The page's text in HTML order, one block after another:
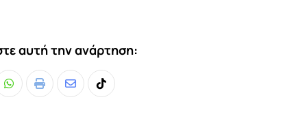
αυτή την ανάρτηση:
Whatsapp
Print
ShareTiktok